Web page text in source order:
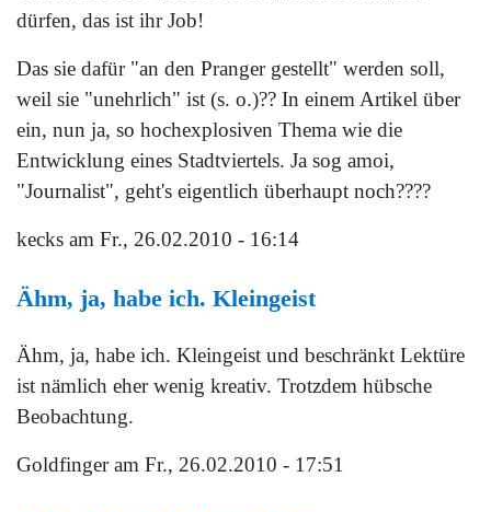
dürfen, das ist ihr Job!
Das sie dafür "an den Pranger gestellt" werden soll,
weil sie "unehrlich" ist (s. o.)?? In einem Artikel über
ein, nun ja, so hochexplosiven Thema wie die
Entwicklung eines Stadtviertels. Ja sog amoi,
"Journalist", geht's eigentlich überhaupt noch????
kecks am Fr., 26.02.2010 - 16:14
Ähm, ja, habe ich. Kleingeist
Ähm, ja, habe ich. Kleingeist und beschränkt Lektüre
ist nämlich eher wenig kreativ. Trotzdem hübsche
Beobachtung.
Goldfingeram Fr., 26.02.2010 - 17:51